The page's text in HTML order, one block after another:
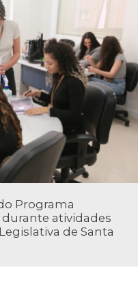
Programa
atividades
de Santa